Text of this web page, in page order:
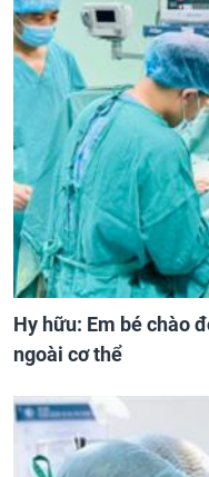
Hy hữu: Em bé chào
ngoài cơ thể